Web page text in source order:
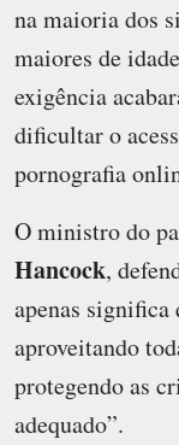
na maioria dos
maiores de
exigência
dificultar o
pornografia
O ministro do
Hancock,
apenas
aproveitando
protegendo as
adequado”.